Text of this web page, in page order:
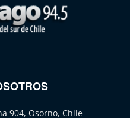
904, Osorno, Chile